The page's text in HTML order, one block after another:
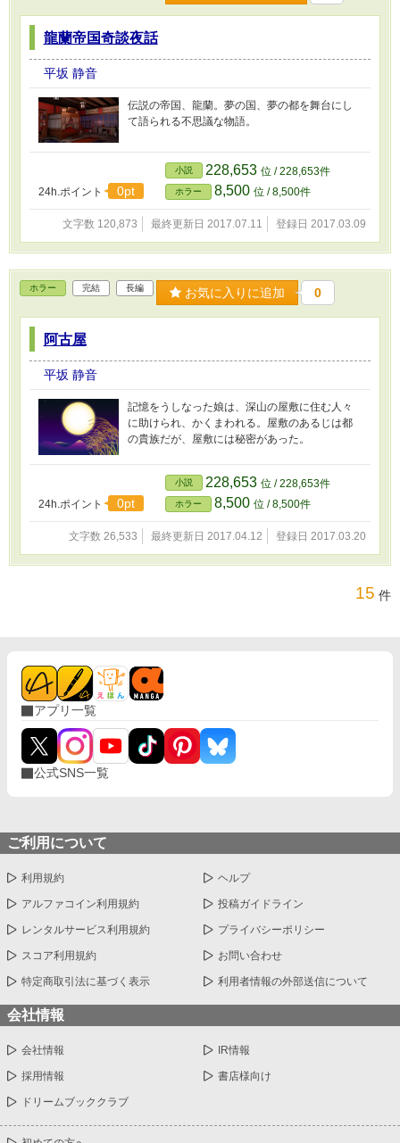
龍蘭帝国奇談夜話
平坂 静音
伝説の帝国、龍蘭。夢の国、夢の都を舞台にし
て語られる不思議な物語。
24h.ポイント 0pt
小説 228,653 位 / 228,653件
ホラー 8,500 位 / 8,500件
文字数 120,873 最終更新日 2017.07.11 登録日 2017.03.09
ホラー 完結 長編 お気に入りに追加 0
阿古屋
平坂 静音
記憶をうしなった娘は、深山の屋敷に住む人々
に助けられ、かくまわれる。屋敷のあるじは都
の貴族だが、屋敷には秘密があった。
24h.ポイント 0pt
小説 228,653 位 / 228,653件
ホラー 8,500 位 / 8,500件
文字数 26,533 最終更新日 2017.04.12 登録日 2017.03.20
15 件
アプリ一覧
公式SNS一覧
ご利用について
利用規約 ヘルプ
アルファコイン利用規約 投稿ガイドライン
レンタルサービス利用規約 プライバシーポリシー
スコア利用規約 お問い合わせ
特定商取引法に基づく表示 利用者情報の外部送信について
会社情報
会社情報 IR情報
採用情報 書店様向け
ドリームブッククラブ